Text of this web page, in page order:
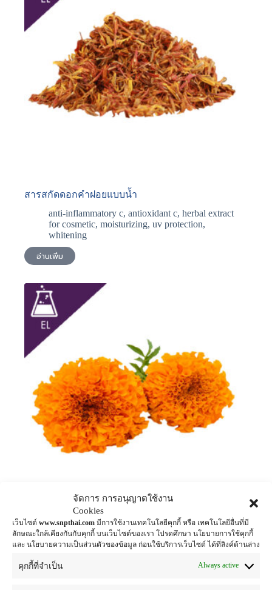
จัดการ การอนุญาตใช้งาน
Cookies
เว็บไซต์ www.snpthai.com มีการใช้งานเทคโนโลยีคุกกี้ หรือ เทคโนโลยีอื่นที่มี
ลักษณะใกล้เคียงกันกับคุกกี้ บนเว็บไซต์ของเรา โปรดศึกษา นโยบายการใช้คุกกี้
และ นโยบายความเป็นส่วนตัวของข้อมูล ก่อนใช้บริการเว็บไซต์ ได้ที่ลิงค์ด้านล่าง
คุกกี้ที่จำเป็น Always active
สารสกัดดอกคําฝอยแบบน้ำ
anti-inflammatory c, antioxidant c, herbal extract
for cosmetic, moisturizing, uv protection,
whitening
อ่านเพิ่ม
สารสกัดดาวเรืองแบบน้ำ
antioxidant c ,herbal extract for cosmetic,uv
protection
อ่านเพิ่ม